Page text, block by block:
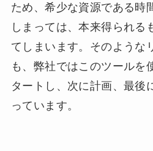
ため、希少な資源である時
しまっては、本来得られる
てしまいます。そのような
も、弊社ではこのツールを
タートし、次に計画、最後
っています。